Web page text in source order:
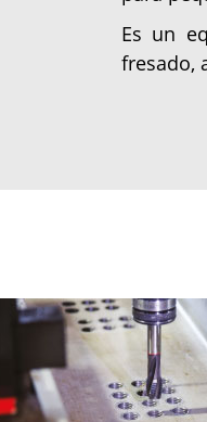
Es un
fresado,